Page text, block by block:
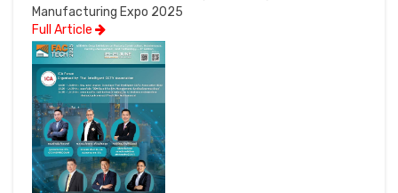
Manufacturing Expo 2025
Full Article